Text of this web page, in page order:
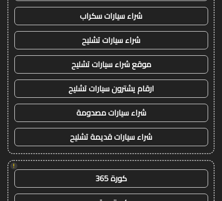
شراء سيارات سكراب
شراء سيارات تشليح
موقع شراء سيارات تشليح
ارقام يشترون سيارات تشليح
شراء سيارات مصدومة
شراء سيارات قديمة تشليح
!
كورة 365